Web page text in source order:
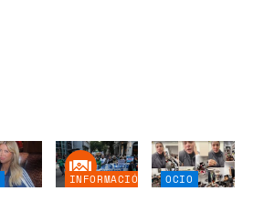
INFORMACIÓN
OCIO